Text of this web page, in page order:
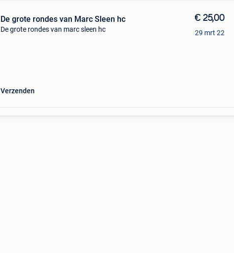
De grote rondes van Marc Sleen hc
De grote rondes van marc sleen hc
Verzenden
€ 25,00
29 mrt 22